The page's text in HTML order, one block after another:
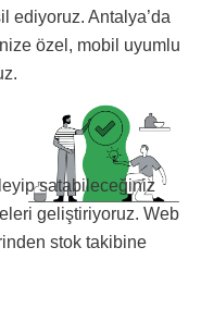
ediyoruz. Antalya’da
özel, mobil uyumlu
satabileceğiniz
geliştiriyoruz. Web
stok takibine